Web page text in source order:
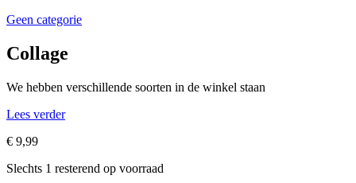
Geen categorie
Collage
We hebben verschillende soorten in de winkel staan
Lees verder
€ 9,99
Slechts 1 resterend op voorraad